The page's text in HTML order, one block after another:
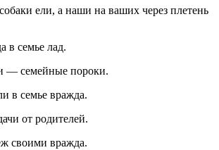
ели, а наши на ваших через плетень
в семье лад.
— семейные пороки.
в семье вражда.
от родителей.
своими вражда.